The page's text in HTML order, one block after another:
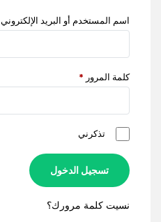
اسم المستخدم أو البريد الإلكتروني
كلمة المرور *
تذكرني
تسجيل الدخول
نسيت كلمة مرورك؟